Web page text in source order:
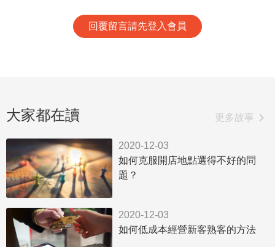
回覆留言請先登入會員
大家都在讀 更多故事 chevron_right
2020-12-03
如何克服開店地點選得不好的問
題？
2020-12-03
如何低成本經營新客熟客的方法